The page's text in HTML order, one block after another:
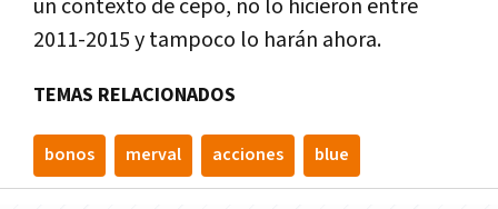
un contexto de cepo, no lo hicieron entre
2011-2015 y tampoco lo harán ahora.
TEMAS RELACIONADOS
bonos merval acciones blue